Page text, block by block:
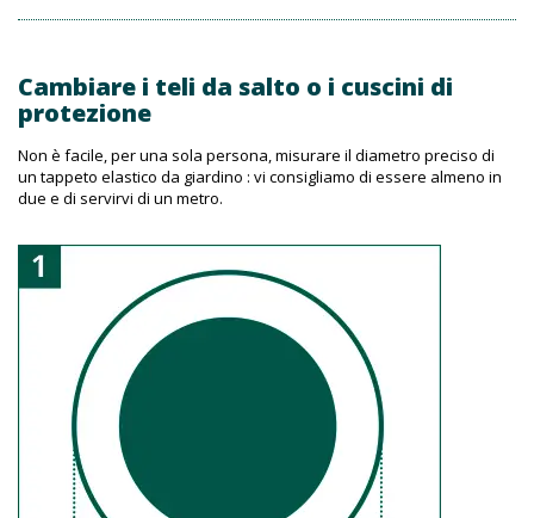
Cambiare i teli da salto o i cuscini di
protezione
Non è facile, per una sola persona, misurare il diametro preciso di
un tappeto elastico da giardino : vi consigliamo di essere almeno in
due e di servirvi di un metro.